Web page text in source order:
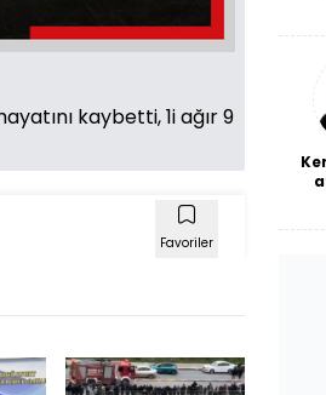
kaybetti, 1i ağır 9
Favoriler